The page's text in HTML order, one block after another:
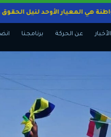
المواطنة هي المعيار الأوحد لنيل
الأخبار عن الحركة برنامجنا